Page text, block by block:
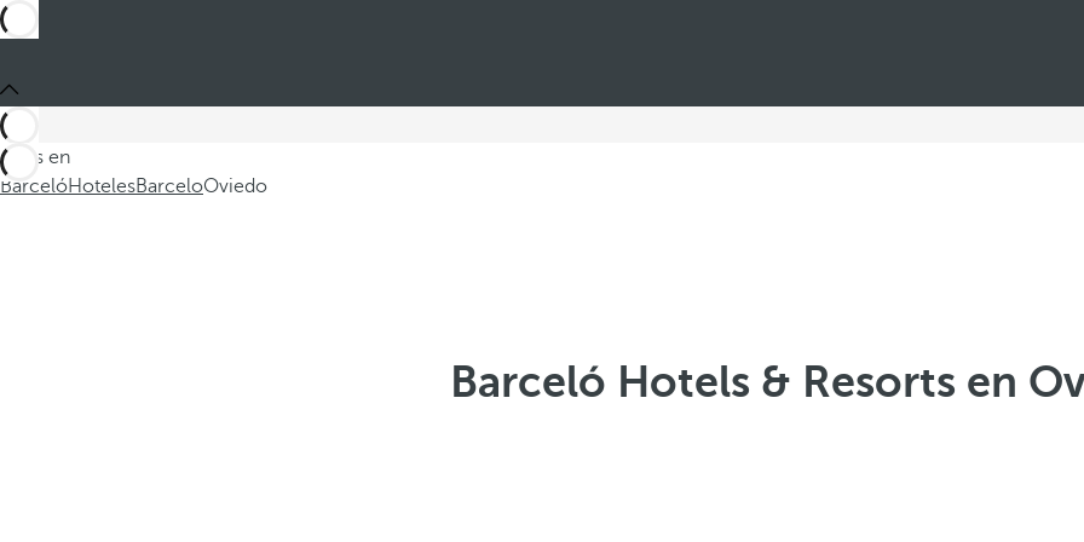
Estás en
BarcelóHotelesBarceloOviedo
Barceló Hotels & Resorts en